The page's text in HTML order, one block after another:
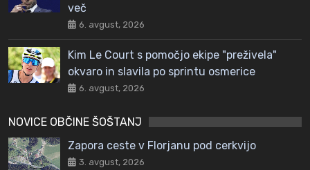
več
6. avgust, 2026
Kim Le Court s pomočjo ekipe "preživela"
okvaro in slavila po sprintu osmerice
6. avgust, 2026
NOVICE OBČINE ŠOŠTANJ
Zapora ceste v Florjanu pod cerkvijo
3. avgust, 2026